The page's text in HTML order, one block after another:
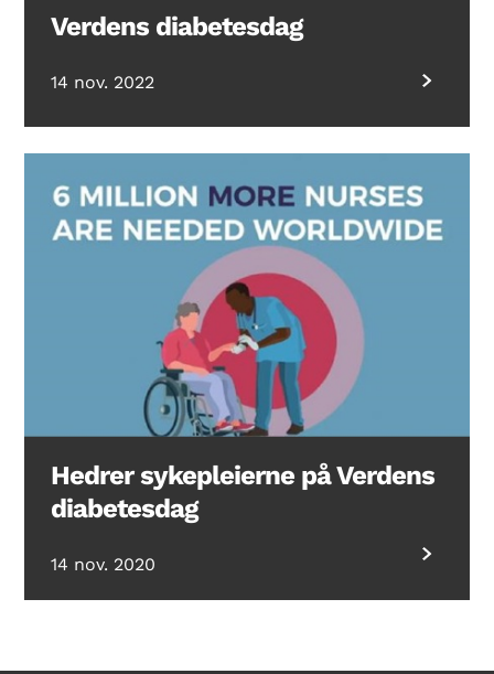
Verdens diabetesdag
14 nov. 2022
Hedrer sykepleierne på Verdens
diabetesdag
14 nov. 2020